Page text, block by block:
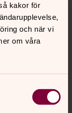
kakor för
och när vi
om våra